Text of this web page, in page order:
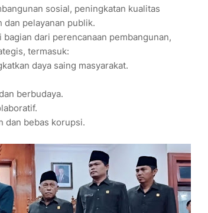
sosial, peningkatan kualitas
pelayanan publik.
dari perencanaan pembangunan,
termasuk:
daya saing masyarakat.
berbudaya.
dan bebas korupsi.